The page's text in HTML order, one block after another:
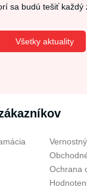
sa budú tešiť každý
Všetky aktuality
Ochrana